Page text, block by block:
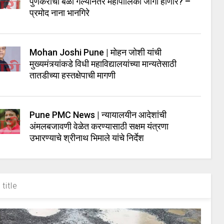
प्रमोद नाना भानगिरे
Mohan Joshi Pune | मोहन जोशी यांची
मुख्यमंत्र्यांकडे विधी महाविद्यालयांच्या मान्यतेसाठी
तातडीच्या हस्तक्षेपाची मागणी
Pune PMC News | न्यायालयीन आदेशांची
अंमलबजावणी वेळेत करण्यासाठी सक्षम यंत्रणा
उभारण्याचे श्रीनाथ भिमाले यांचे निर्देश